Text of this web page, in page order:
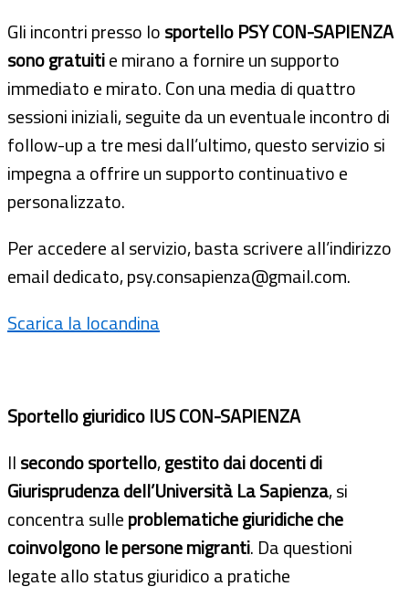
Gli incontri presso losportello PSY CON-SAPIENZA
sono gratuitie mirano a fornire un supporto
immediato e mirato. Con una media di quattro
sessioni iniziali, seguite da un eventuale incontro di
follow-up a tre mesi dall’ultimo, questo servizio si
impegna a offrire un supporto continuativo e
personalizzato.
Per accedere al servizio, basta scrivere all’indirizzo
email dedicato, psy.consapienza@gmail.com.
Scarica la locandina
Sportello giuridico IUS CON-SAPIENZA
Ilsecondo sportello,gestito dai docenti di
Giurisprudenza dell’Università La Sapienza, si
concentra sulleproblematiche giuridiche che
coinvolgono le persone migranti. Da questioni
legate allo status giuridico a pratiche